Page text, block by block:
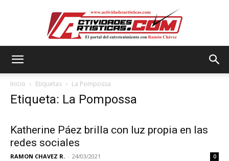
Inicio Etiquetas La Pompossa
Etiqueta: La Pompossa
Katherine Páez brilla con luz propia en las
redes sociales
RAMON CHAVEZ R. - 24/03/2021 0